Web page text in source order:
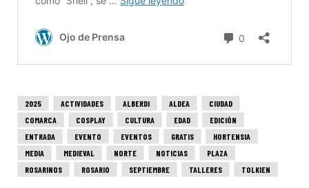
2025 ACTIVIDADES ALBERDI ALDEA
CIUDAD
COMARCA
COSPLAY CULTURA EDAD
EDICIÓN
ENTRADA
EVENTO EVENTOS GRATIS
HORTENSIA
MEDIA
MEDIEVAL NORTE NOTICIAS
PLAZA
ROSARINOS
ROSARIO SEPTIEMBRE TALLERES TOLKIEN